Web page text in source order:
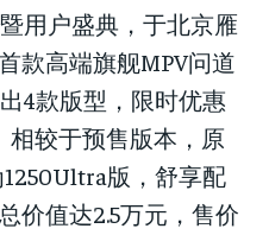
用户盛典，于北京雁
款高端旗舰MPV问道
4款版型，限时优惠
相较于预售版本，原
版，舒享配
价值达2.5万元，售价